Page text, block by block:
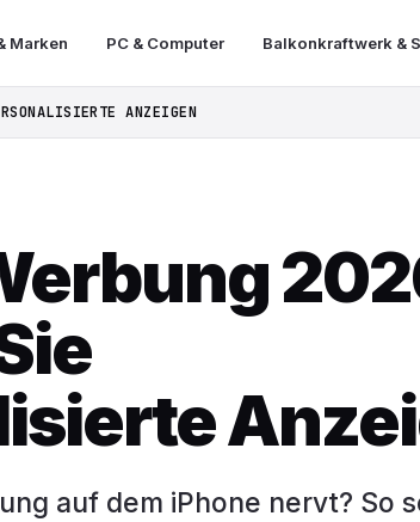
Marken PC & Computer Balkonkraftwerk &
ANZEIGEN
auf dem iPhone nervt? So